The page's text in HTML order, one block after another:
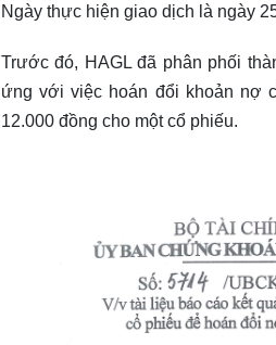
Ngày thực hiện giao dịch là ngày
Trước đó, HAGL đã phân phối
ứng với việc hoán đổi khoản nợ
12.000 đồng cho một cổ phiếu.